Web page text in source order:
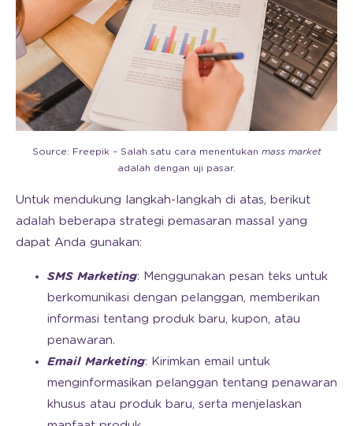
Source: Freepik – Salah satu cara menentukan mass market
adalah dengan uji pasar.
Untuk mendukung langkah-langkah di atas, berikut
adalah beberapa strategi pemasaran massal yang
dapat Anda gunakan:
SMS Marketing: Menggunakan pesan teks untuk
berkomunikasi dengan pelanggan, memberikan
informasi tentang produk baru, kupon, atau
penawaran.
Email Marketing: Kirimkan email untuk
menginformasikan pelanggan tentang penawaran
khusus atau produk baru, serta menjelaskan